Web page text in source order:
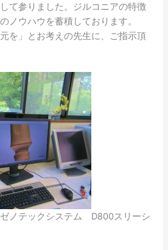
て参りました。ジルコニアの特徴
ノウハウを蓄積しております。
を」とお考えの先生に、ご指示頂
ノテックシステム D800スリーシ